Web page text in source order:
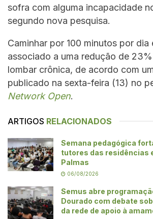
sofra com alguma incapacidade
segundo nova pesquisa.
Caminhar por 100 minutos por dia
associado a uma redução de
lombar crônica, de acordo com
publicado na sexta-feira (13) no
Network Open.
ARTIGOS RELACIONADOS
Semana pedagógica
tutores das residências
Palmas
06/08/2026
Semus abre
Dourado com debate
da rede de apoio à